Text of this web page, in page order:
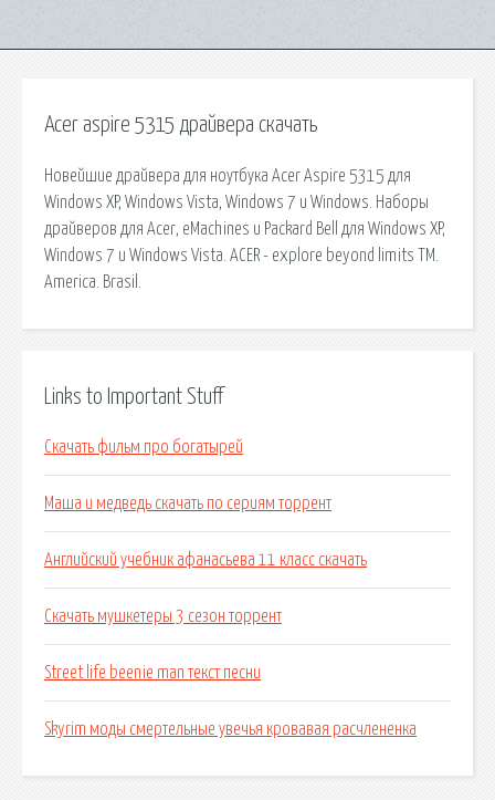
Acer aspire 5315 драйвера скачать
Новейшие драйвера для ноутбука Acer Aspire 5315 для
Windows XP, Windows Vista, Windows 7 и Windows. Наборы
драйверов для Acer, eMachines и Packard Bell для Windows XP,
Windows 7 и Windows Vista. ACER - explore beyond limits TM.
America. Brasil.
Links to Important Stuff
Скачать фильм про богатырей
Маша и медведь скачать по сериям торрент
Английский учебник афанасьева 11 класс скачать
Скачать мушкетеры 3 сезон торрент
Street life beenie man текст песни
Skyrim моды смертельные увечья кровавая расчлененка